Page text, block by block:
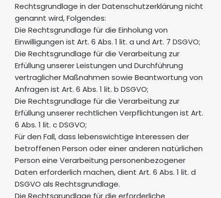
Rechtsgrundlage in der Datenschutzerklärung nicht
genannt wird, Folgendes:
Die Rechtsgrundlage für die Einholung von
Einwilligungen ist Art. 6 Abs. 1 lit. a und Art. 7 DSGVO;
Die Rechtsgrundlage für die Verarbeitung zur
Erfüllung unserer Leistungen und Durchführung
vertraglicher Maßnahmen sowie Beantwortung von
Anfragen ist Art. 6 Abs. 1 lit. b DSGVO;
Die Rechtsgrundlage für die Verarbeitung zur
Erfüllung unserer rechtlichen Verpflichtungen ist Art.
6 Abs. 1 lit. c DSGVO;
Für den Fall, dass lebenswichtige Interessen der
betroffenen Person oder einer anderen natürlichen
Person eine Verarbeitung personenbezogener
Daten erforderlich machen, dient Art. 6 Abs. 1 lit. d
DSGVO als Rechtsgrundlage.
Die Rechtsgrundlage für die erforderliche